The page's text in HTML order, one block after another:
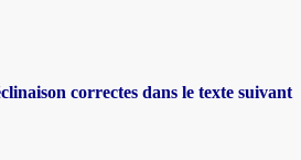
correctes dans le texte suivant